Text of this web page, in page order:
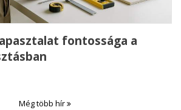
fontossága a
Még több hír